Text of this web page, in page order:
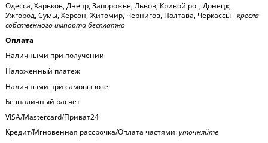
Одесса, Харьков, Днепр, Запорожье, Львов, Кривой рог, Донецк,
Ужгород, Сумы, Херсон, Житомир, Чернигов, Полтава, Черкассы -кресла
собственного импорта бесплатно
Оплата
Наличными при получении
Наложенный платеж
Наличными при самовывозе
Безналичный расчет
VISA/Mastercard/Приват24
Кредит/Мгновенная рассрочка/Оплата частями:уточняйте